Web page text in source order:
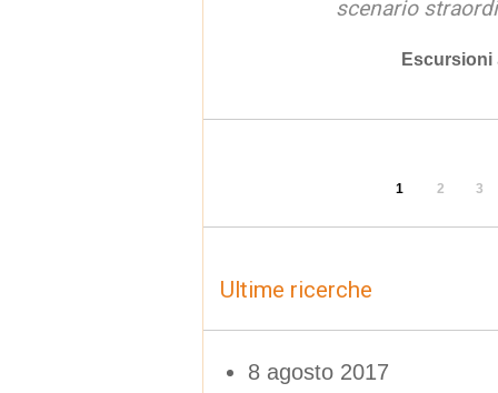
scenario
Escursioni
1 2 3
Ultime ricerche
8 agosto 2017